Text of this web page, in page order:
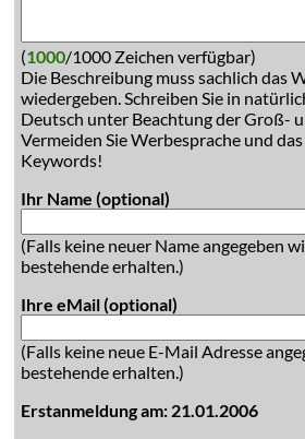
(1000/1000 Zeichen verfügbar)
Die Beschreibung muss sachlich das
wiedergeben. Schreiben Sie in
Deutsch unter Beachtung der Groß-
Vermeiden Sie Werbesprache und
Keywords!
Ihr Name (optional)
(Falls keine neuer Name angegeben
bestehende erhalten.)
Ihre eMail (optional)
(Falls keine neue E-Mail Adresse
bestehende erhalten.)
Erstanmeldung am: 21.01.2006